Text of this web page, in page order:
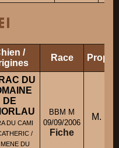
1
/
Race
DU
DE
DU CAMI
/
DU
BBM M
09/09/2006
Fiche
M.